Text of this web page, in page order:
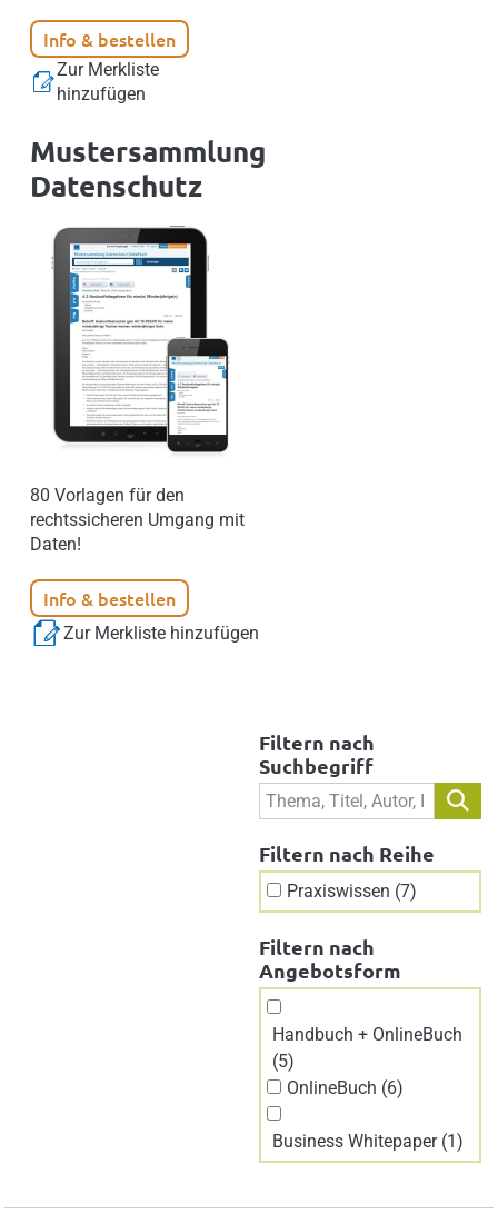
Info & bestellen
Zur Merkliste
hinzufügen
Mustersammlung
Datenschutz
80 Vorlagen für den
rechtssicheren Umgang mit
Daten!
Info & bestellen
Zur Merkliste hinzufügen
Filtern nach
Suchbegriff
Filtern nach Reihe
Praxiswissen (7)
Filtern nach
Angebotsform
Handbuch + OnlineBuch
(5)
OnlineBuch (6)
Business Whitepaper (1)